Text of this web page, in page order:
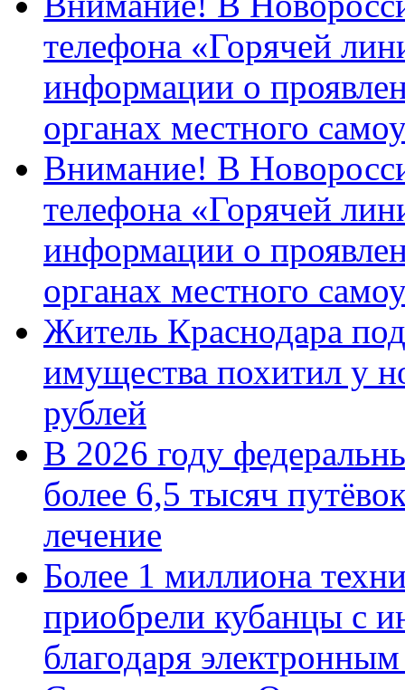
телефона «Горячей
информации о
органах местного
Внимание! В
телефона «Горячей
информации о
органах местного
Житель Краснодара
имущества похитил у
рублей
В 2026 году
более 6,5 тысяч
лечение
Более 1 миллиона
приобрели кубанцы с
благодаря